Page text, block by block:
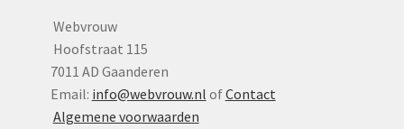
Webvrouw
Hoofstraat 115
7011 AD Gaanderen
Email: info@webvrouw.nl ofContact
Algemene voorwaarden